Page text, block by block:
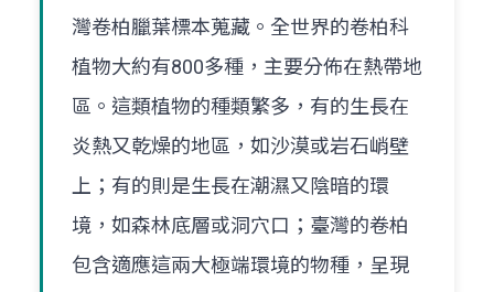
灣卷柏臘葉標本蒐藏。全世界的卷柏科
植物大約有800多種，主要分佈在熱帶地
區。這類植物的種類繁多，有的生長在
炎熱又乾燥的地區，如沙漠或岩石峭壁
上；有的則是生長在潮濕又陰暗的環
境，如森林底層或洞穴口；臺灣的卷柏
包含適應這兩大極端環境的物種，呈現